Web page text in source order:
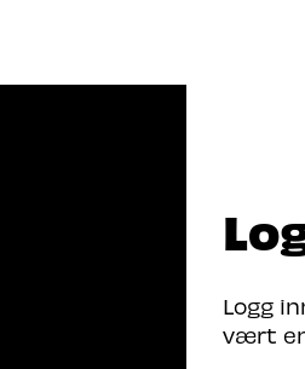
etter?
Logg
vært